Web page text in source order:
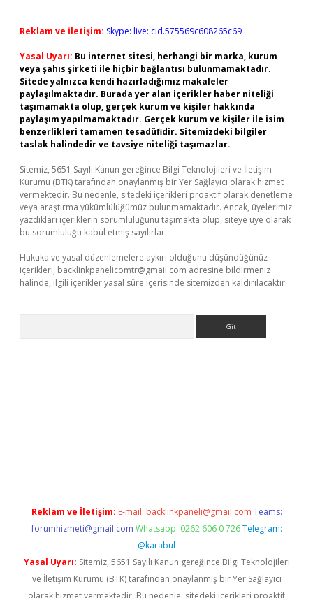
Reklam ve İletişim: Skype: live:.cid.575569c608265c69
Yasal Uyarı: Bu internet sitesi, herhangi bir marka, kurum
veya şahıs şirketi ile hiçbir bağlantısı bulunmamaktadır.
Sitede yalnızca kendi hazırladığımız makaleler
paylaşılmaktadır. Burada yer alan içerikler haber niteliği
taşımamakta olup, gerçek kurum ve kişiler hakkında
paylaşım yapılmamaktadır. Gerçek kurum ve kişiler ile isim
benzerlikleri tamamen tesadüfidir. Sitemizdeki bilgiler
taslak halindedir ve tavsiye niteliği taşımazlar.
Sitemiz, 5651 Sayılı Kanun gereğince Bilgi Teknolojileri ve İletişim
Kurumu (BTK) tarafından onaylanmış bir Yer Sağlayıcı olarak hizmet
vermektedir. Bu nedenle, sitedeki içerikleri proaktif olarak denetleme
veya araştırma yükümlülüğümüz bulunmamaktadır. Ancak, üyelerimiz
yazdıkları içeriklerin sorumluluğunu taşımakta olup, siteye üye olarak
bu sorumluluğu kabul etmiş sayılırlar.
Hukuka ve yasal düzenlemelere aykırı olduğunu düşündüğünüz
içerikleri, backlinkpanelicomtr@gmail.com adresine bildirmeniz
halinde, ilgili içerikler yasal süre içerisinde sitemizden kaldırılacaktır.
Reklam ve İletişim: E-mail: backlinkpaneli@gmail.com Teams:
forumhizmeti@gmail.com Whatsapp: 0262 606 0 726 Telegram:
@karabul
Yasal Uyarı: Sitemiz, 5651 Sayılı Kanun gereğince Bilgi Teknolojileri
ve İletişim Kurumu (BTK) tarafından onaylanmış bir Yer Sağlayıcı
olarak hizmet vermektedir. Bu nedenle, sitedeki içerikleri proaktif